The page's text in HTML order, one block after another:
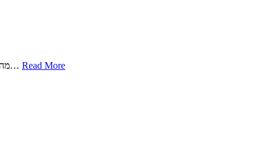
מהו משרד עורכי דין מקרקעין? משרד עורכי דין מקרקעין מיועד לספק שירותים משפטיים בתחום הנדל"ן והמקרקעין. זהו תחום מיוחד במינו שמצריך הבנה… Read More